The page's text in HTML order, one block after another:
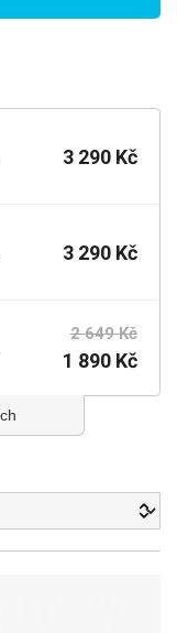
3 290 Kč
3 290 Kč
2 649 Kč
1 890 Kč